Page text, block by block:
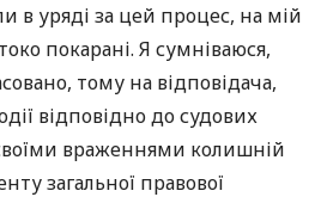
в уряді за цей процес, на мій
покарані. Я сумніваюся,
тому на відповідача,
відповідно до судових
враженнями колишній
загальної правової